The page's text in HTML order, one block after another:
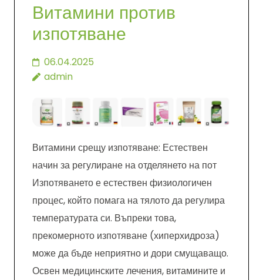
Витамини против
изпотяване
06.04.2025
admin
Витамини срещу изпотяване: Естествен
начин за регулиране на отделянето на пот
Изпотяването е естествен физиологичен
процес, който помага на тялото да регулира
температурата си. Въпреки това,
прекомерното изпотяване (хиперхидроза)
може да бъде неприятно и дори смущаващо.
Освен медицинските лечения, витамините и